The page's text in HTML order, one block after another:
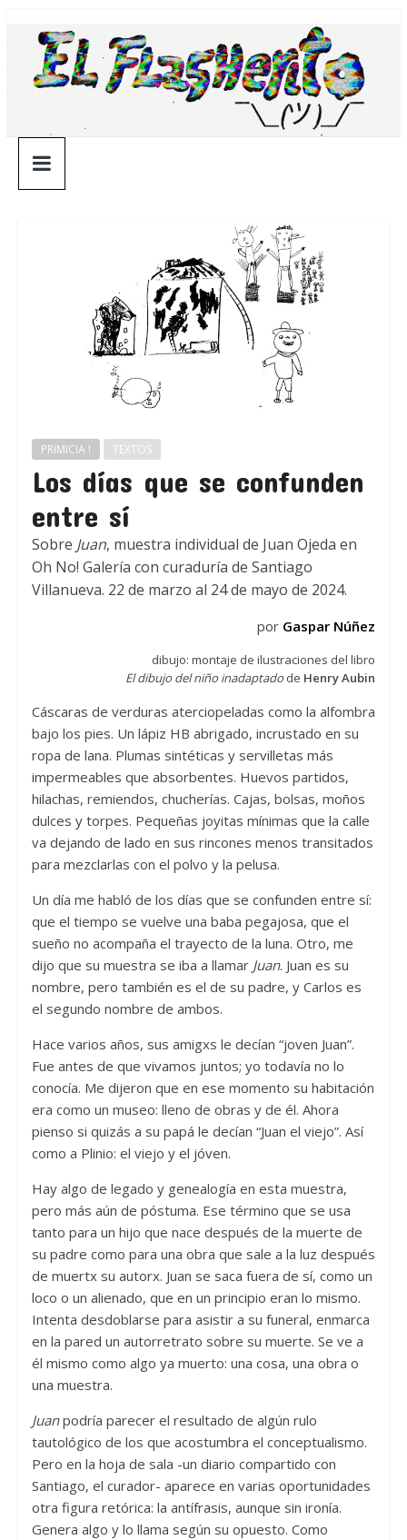
contenido
¯\_(ツ)_/
¯
PRIMICIA ! TEXTOS
Los días que se confunden
entre sí
Sobre Juan, muestra individual de Juan Ojeda en
Oh No! Galería con curaduría de Santiago
Villanueva. 22 de marzo al 24 de mayo de 2024.
por Gaspar Núñez
dibujo: montaje de ilustraciones del libro
El dibujo del niño inadaptado de Henry Aubin
Cáscaras de verduras aterciopeladas como la alfombra
bajo los pies. Un lápiz HB abrigado, incrustado en su
ropa de lana. Plumas sintéticas y servilletas más
impermeables que absorbentes. Huevos partidos,
hilachas, remiendos, chucherías. Cajas, bolsas, moños
dulces y torpes. Pequeñas joyitas mínimas que la calle
va dejando de lado en sus rincones menos transitados
para mezclarlas con el polvo y la pelusa.
Un día me habló de los días que se confunden entre sí:
que el tiempo se vuelve una baba pegajosa, que el
sueño no acompaña el trayecto de la luna. Otro, me
dijo que su muestra se iba a llamar Juan. Juan es su
nombre, pero también es el de su padre, y Carlos es
el segundo nombre de ambos.
Hace varios años, sus amigxs le decían “joven Juan”.
Fue antes de que vivamos juntos; yo todavía no lo
conocía. Me dijeron que en ese momento su habitación
era como un museo: lleno de obras y de él. Ahora
pienso si quizás a su papá le decían “Juan el viejo”. Así
como a Plinio: el viejo y el jóven.
Hay algo de legado y genealogía en esta muestra,
pero más aún de póstuma. Ese término que se usa
tanto para un hijo que nace después de la muerte de
su padre como para una obra que sale a la luz después
de muertx su autorx. Juan se saca fuera de sí, como un
loco o un alienado, que en un principio eran lo mismo.
Intenta desdoblarse para asistir a su funeral, enmarca
en la pared un autorretrato sobre su muerte. Se ve a
él mismo como algo ya muerto: una cosa, una obra o
una muestra.
Juanpodría parecer el resultado de algún rulo
tautológico de los que acostumbra el conceptualismo.
Pero en la hoja de sala -un diario compartido con
Santiago, el curador- aparece en varias oportunidades
otra figura retórica: la antífrasis, aunque sin ironía.
Genera algo y lo llama según su opuesto. Como